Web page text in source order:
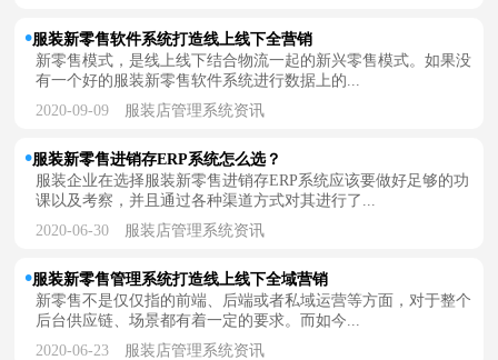
服装新零售软件系统打造线上线下全营销
新零售模式，是线上线下结合物流一起的新兴零售模式。如果没
有一个好的服装新零售软件系统进行数据上的...
2020-09-09 服装店管理系统资讯
服装新零售进销存ERP系统怎么选？
服装企业在选择服装新零售进销存ERP系统应该要做好足够的功
课以及考察，并且通过各种渠道方式对其进行了...
2020-06-30 服装店管理系统资讯
服装新零售管理系统打造线上线下全域营销
新零售不是仅仅指的前端、后端或者私域运营等方面，对于整个
后台供应链、场景都有着一定的要求。而如今...
2020-06-23 服装店管理系统资讯